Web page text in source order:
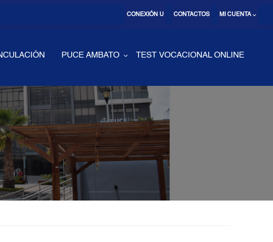
MI CUENTA ⌵
CONTACTOS
CONEXIÓN U
PUCE AMBATO TEST VOCACIONAL ONLINE